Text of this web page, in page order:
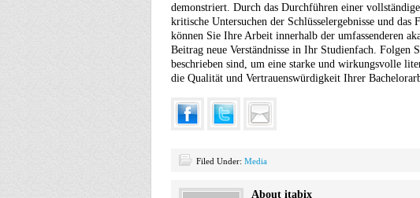
demonstriert. Durch das Durchführen einer
kritische Untersuchen der Schlüsselergebnisse und
können Sie Ihre Arbeit innerhalb der umfassenderen
Beitrag neue Verständnisse in Ihr Studienfach. Folgen
beschrieben sind, um eine starke und wirkungsvolle
die Qualität und Vertrauenswürdigkeit Ihrer
Filed Under: Media
About itabix